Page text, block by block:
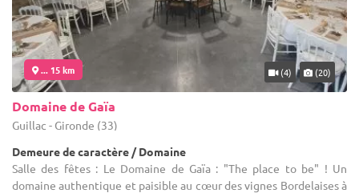
... 15 km (4) (20)
Domaine de Gaïa
Guillac - Gironde (33)
Demeure de caractère / Domaine
Salle des fêtes : Le Domaine de Gaïa : "The place to be" ! Un
domaine authentique et paisible au cœur des vignes Bordelaises à